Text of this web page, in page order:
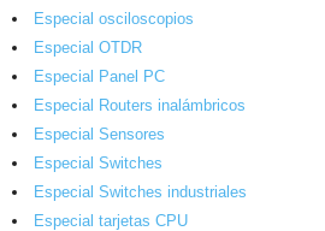
Especial osciloscopios
Especial OTDR
Especial Panel PC
Especial Routers inalámbricos
Especial Sensores
Especial Switches
Especial Switches industriales
Especial tarjetas CPU